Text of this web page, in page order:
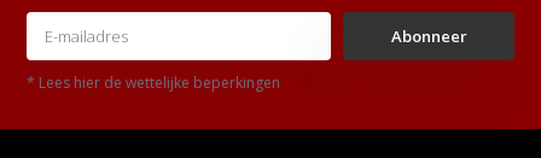
Abonneer
* Lees hier de wettelijke beperkingen